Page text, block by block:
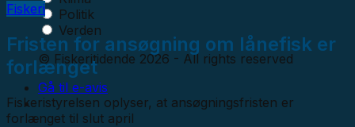
Politik
Verden
© Fiskeritidende 2026 - All rights reserved
Gå til e-avis
Fiskeri
Fristen for ansøgning om lånefisk er
forlænget
Fiskeristyrelsen oplyser, at ansøgningsfristen er
forlænget til slut april